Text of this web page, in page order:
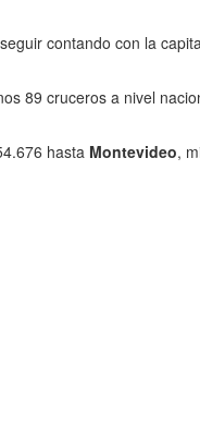
contando con la
89 cruceros a nivel
hasta Montevideo,